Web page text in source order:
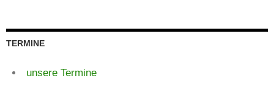
TERMINE
unsere Termine